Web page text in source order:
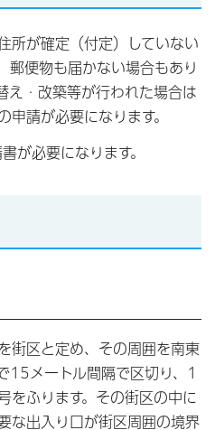
所が確定（付定）していない
郵便物も届かない場合もあり
え・改築等が行われた場合は
申請が必要になります。
が必要になります。
街区と定め、その周囲を南東
15メートル間隔で区切り、1
をふります。その街区の中に
な出入り口が街区周囲の境界